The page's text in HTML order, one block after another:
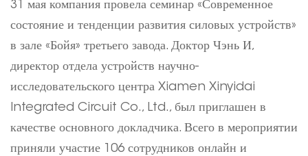
31 мая компания провела семинар «Современное
состояние и тенденции развития силовых устройств»
в зале «Бойя» третьего завода. Доктор Чэнь И,
директор отдела устройств научно-
исследовательского центра Xiamen Xinyidai
Integrated Circuit Co., Ltd., был приглашен в
качестве основного докладчика. Всего в мероприятии
приняли участие 106 сотрудников онлайн и